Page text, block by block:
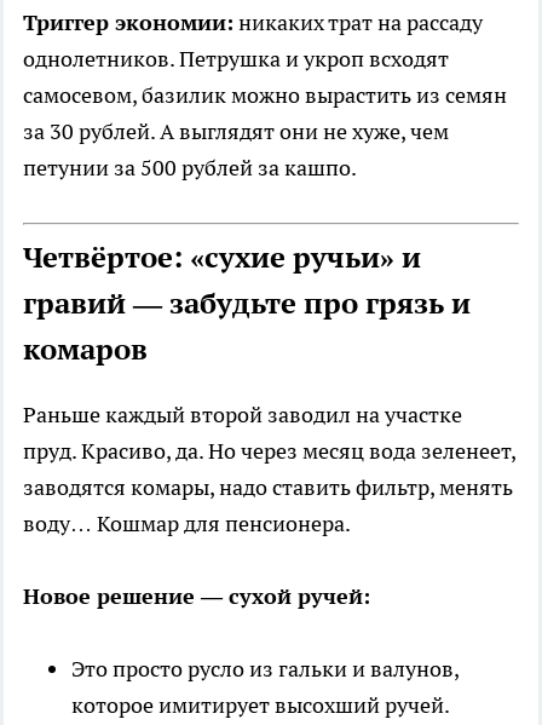
Триггер экономии: никаких трат на рассаду
однолетников. Петрушка и укроп всходят
самосевом, базилик можно вырастить из семян
за 30 рублей. А выглядят они не хуже, чем
петунии за 500 рублей за кашпо.
Четвёртое: «сухие ручьи» и
гравий — забудьте про грязь и
комаров
Раньше каждый второй заводил на участке
пруд. Красиво, да. Но через месяц вода зеленеет,
заводятся комары, надо ставить фильтр, менять
воду… Кошмар для пенсионера.
Новое решение — сухой ручей:
Это просто русло из гальки и валунов,
которое имитирует высохший ручей.